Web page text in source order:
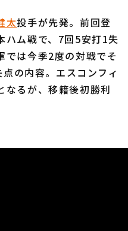
プライバシーポリシー
よくある質問
アルバイト募集 （別ウィンドウで開く
太投手が先発。前回登
ハム戦で、7回5安打1失
では今季2度の対戦でそ
の内容。エスコンフィ
なるが、移籍後初勝利